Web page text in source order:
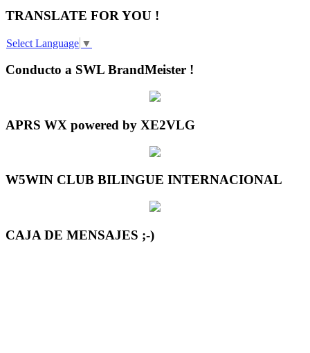
TRANSLATE FOR YOU !
Select Language ▼
Conducto a SWL BrandMeister !
APRS WX powered by XE2VLG
W5WIN CLUB BILINGUE INTERNACIONAL
CAJA DE MENSAJES ;-)